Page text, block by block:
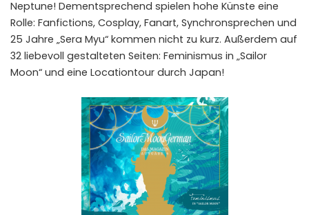
Neptune! Dementsprechend spielen hohe Künste eine
Rolle: Fanfictions, Cosplay, Fanart, Synchronsprechen und
25 Jahre „Sera Myu“ kommen nicht zu kurz. Außerdem auf
32 liebevoll gestalteten Seiten: Feminismus in „Sailor
Moon“ und eine Locationtour durch Japan!